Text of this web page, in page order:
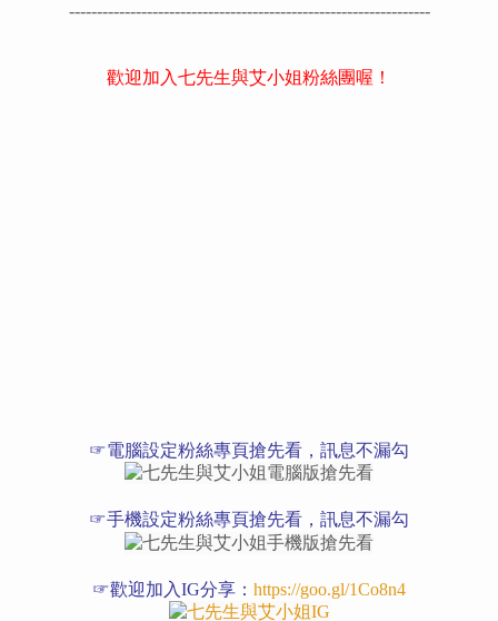
-----------------------------------------------------------------
歡迎加入七先生與艾小姐粉絲團喔！
☞電腦設定粉絲專頁搶先看，訊息不漏勾
☞手機設定粉絲專頁搶先看，訊息不漏勾
☞歡迎加入IG分享： https://goo.gl/1Co8n4